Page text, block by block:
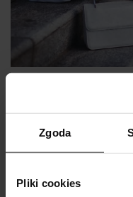
Zgoda
Pliki cookies
Trendy z